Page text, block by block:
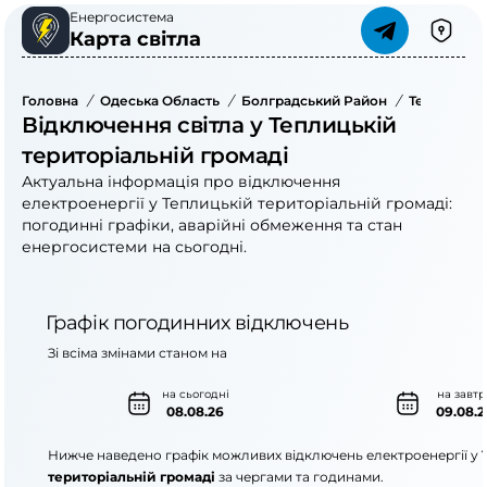
Енергосистема
Карта світла
Головна / Одеська Область / Болградський Район / Теплицька
Відключення світла у Теплицькій
територіальній громаді
Актуальна інформація про відключення
електроенергії у Теплицькій територіальній громаді:
погодинні графіки, аварійні обмеження та стан
енергосистеми на сьогодні.
Графік погодинних відключень
на сьогодні
08.08.26
на
Зі всіма змінами станом на
Нижче наведено графік можливих відключень електроенергії у
територіальній громаді за чергами та годинами.